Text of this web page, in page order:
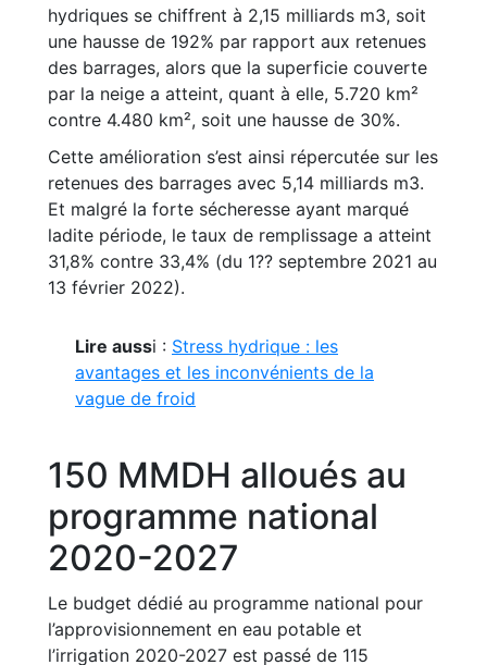
hydriques se chiffrent à 2,15 milliards m3, soit
une hausse de 192% par rapport aux retenues
des barrages, alors que la superficie couverte
par la neige a atteint, quant à elle, 5.720 km²
contre 4.480 km², soit une hausse de 30%.
Cette amélioration s’est ainsi répercutée sur les
retenues des barrages avec 5,14 milliards m3.
Et malgré la forte sécheresse ayant marqué
ladite période, le taux de remplissage a atteint
31,8% contre 33,4% (du 1?? septembre 2021 au
13 février 2022).
Lire aussi : Stress hydrique : les
avantages et les inconvénients de la
vague de froid
150 MMDH alloués au
programme national
2020-2027
Le budget dédié au programme national pour
l’approvisionnement en eau potable et
l’irrigation 2020-2027 est passé de 115